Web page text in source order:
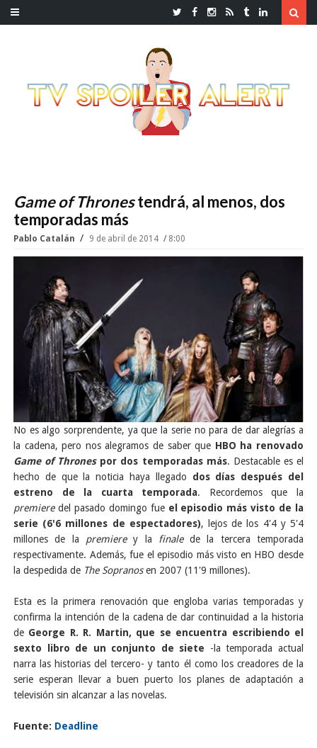
Game of Thronestendrá, al menos, dos
temporadas más
Pablo Catalán 9 de abril de 2014 8:00
No es algo sorprendente, ya que la serie no para de dar alegrías a
la cadena, pero nos alegramos de saber que HBO ha renovado
Game of Thronespor dos temporadas más. Destacable es el
hecho de que la noticia haya llegado dos días después del
estreno de la cuarta temporada. Recordemos que la
premieredel pasado domingo fue el episodio más visto de la
serie (6'6 millones de espectadores), lejos de los 4'4 y 5'4
millones de la premierey la finalede la tercera temporada
respectivamente. Además, fue el episodio más visto en HBO desde
la despedida de The Sopranosen 2007 (11'9 millones).
Esta es la primera renovación que engloba varias temporadas y
confirma la intención de la cadena de dar continuidad a la historia
de George R. R. Martin, que se encuentra escribiendo el
sexto libro de un conjunto de siete -la temporada actual
narra las historias del tercero- y tanto él como los creadores de la
serie esperan llevar a buen puerto los planes de adaptación a
televisión sin alcanzar a las novelas.
Fuente: Deadline